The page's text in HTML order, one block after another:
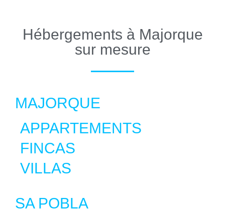
Hébergements à Majorque
sur mesure
MAJORQUE
APPARTEMENTS
FINCAS
VILLAS
SA POBLA